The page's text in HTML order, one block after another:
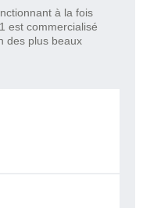
à la fois
est commercialisé
des plus beaux